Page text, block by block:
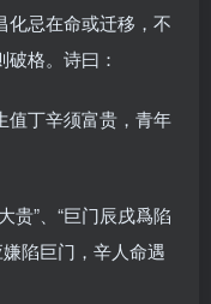
化忌在命或迁移，不
格。诗曰：
值丁辛须富贵，青年
贵”、“巨门辰戌爲陷
陷巨门，辛人命遇